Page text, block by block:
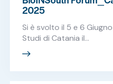
2025
Si è svolto il 5 e 6
Studi di Catania il…